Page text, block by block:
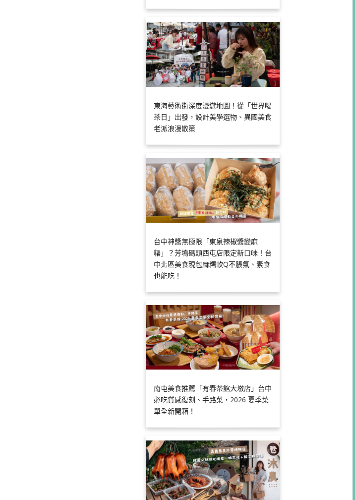
東海藝術街深度漫遊地圖！從「世界喝
茶日」出發，設計美學選物、異國美食
老派浪漫散策
台中神醬無極限「東泉辣椒醬變麻
糬」？芳塢碼頭西屯店限定新口味！台
中北區美食現包麻糬軟Q不脹氣、素食
也能吃！
南屯美食推薦「有春茶館大墩店」台中
必吃質感復刻、手路菜，2026 夏季菜
單全新開箱！